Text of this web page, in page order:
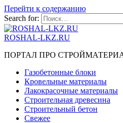
Перейти к содержанию
Search for:
ROSHAL-LKZ.RU
ПОРТАЛ ПРО
Газобетонные блоки
Кровельные материалы
Лакокрасочные материалы
Строительная древесина
Строительный бетон
Свежее